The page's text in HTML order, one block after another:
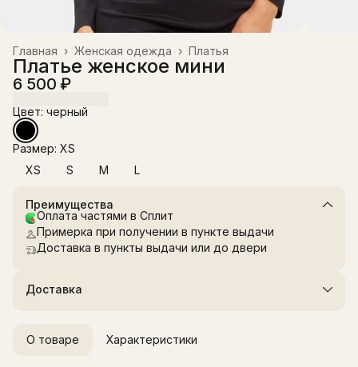
Платья
Женская одежда ›
Главная ›
Платье женское мини
6 500 ₽
Цвет: черный
Размер: XS
XS
S M L
Преимущества
Оплата частями в Сплит
Примерка при получении в пункте выдачи
Доставка в пункты выдачи или до двери
Доставка
О товаре Характеристики